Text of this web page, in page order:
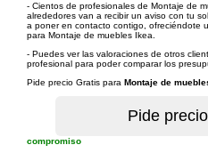
- Cientos de profesionales de Montaje de
alrededores van a recibir un aviso con tu
a poner en contacto contigo, ofreciéndote
para Montaje de muebles Ikea.
- Puedes ver las valoraciones de otros
profesional para poder comparar los
Pide precio Gratis para Montaje de
compromiso